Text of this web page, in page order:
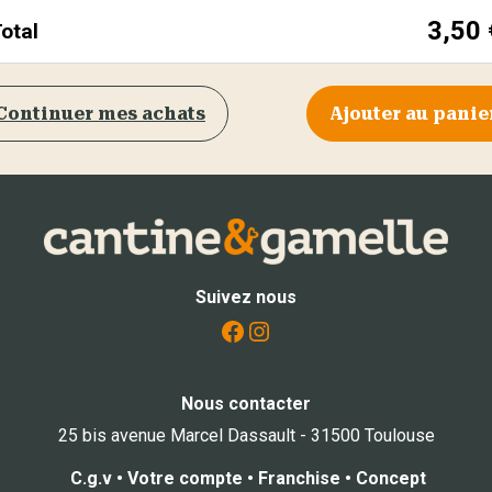
3,50
mes achats Ajouter au
Suivez nous
Facebook
Instagram
Nous contacter
25 bis avenue Marcel Dassault - 31500 Toulouse
C.g.v • Votre compte • Franchise • Concept